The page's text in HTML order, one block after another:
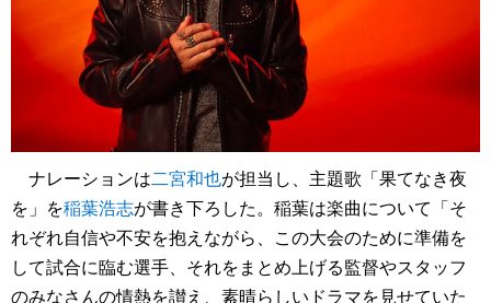
ナレーションは二宮和也が担当し、主題歌「果てなき夜
を」を稲葉浩志が書き下ろした。稲葉は楽曲について「そ
れぞれ自信や不安を抱えながら、この大会のために準備を
して試合に臨む選手、それをまとめ上げる監督やスタッフ
のみなさんの情熱を讃え、素晴らしいドラマを見せていた